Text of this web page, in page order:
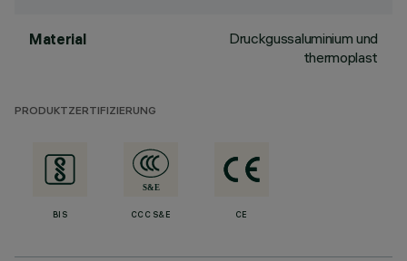
Material
Druckgussaluminium und
thermoplast
PRODUKTZERTIFIZIERUNG
BIS CCC S&E CE